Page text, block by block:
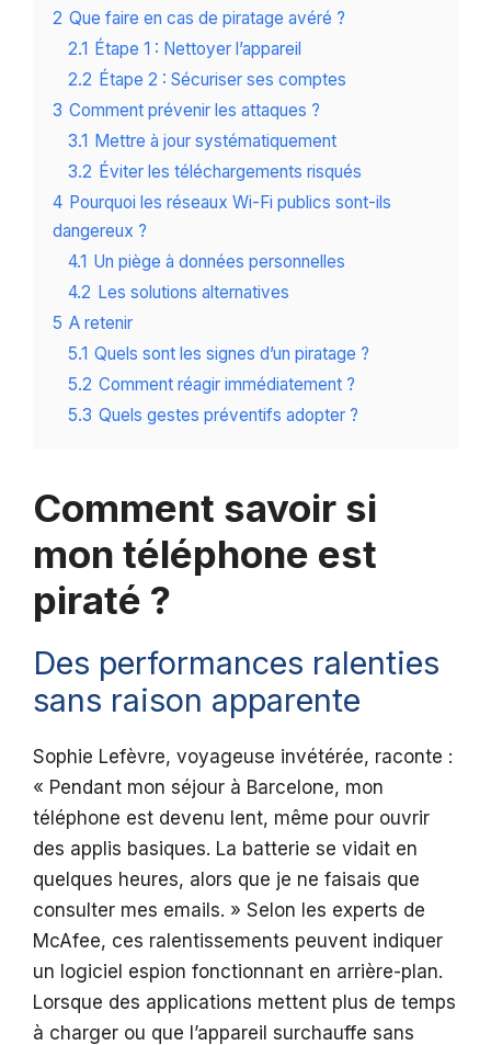
2 Que faire en cas de piratage avéré ?
2.1 Étape 1 : Nettoyer l’appareil
2.2 Étape 2 : Sécuriser ses comptes
3 Comment prévenir les attaques ?
3.1 Mettre à jour systématiquement
3.2 Éviter les téléchargements risqués
4 Pourquoi les réseaux Wi-Fi publics sont-ils
dangereux ?
4.1 Un piège à données personnelles
4.2 Les solutions alternatives
5 A retenir
5.1 Quels sont les signes d’un piratage ?
5.2 Comment réagir immédiatement ?
5.3 Quels gestes préventifs adopter ?
Comment savoir si
mon téléphone est
piraté ?
Des performances ralenties
sans raison apparente
Sophie Lefèvre, voyageuse invétérée, raconte :
« Pendant mon séjour à Barcelone, mon
téléphone est devenu lent, même pour ouvrir
des applis basiques. La batterie se vidait en
quelques heures, alors que je ne faisais que
consulter mes emails. » Selon les experts de
McAfee, ces ralentissements peuvent indiquer
un logiciel espion fonctionnant en arrière-plan.
Lorsque des applications mettent plus de temps
à charger ou que l’appareil surchauffe sans